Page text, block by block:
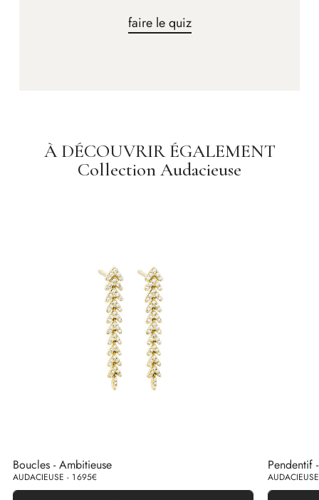
faire le quiz
À DÉCOUVRIR ÉGALEMENT
Collection Audacieuse
Boucles - Ambitieuse
AUDACIEUSE - 1 695€
Pendentif